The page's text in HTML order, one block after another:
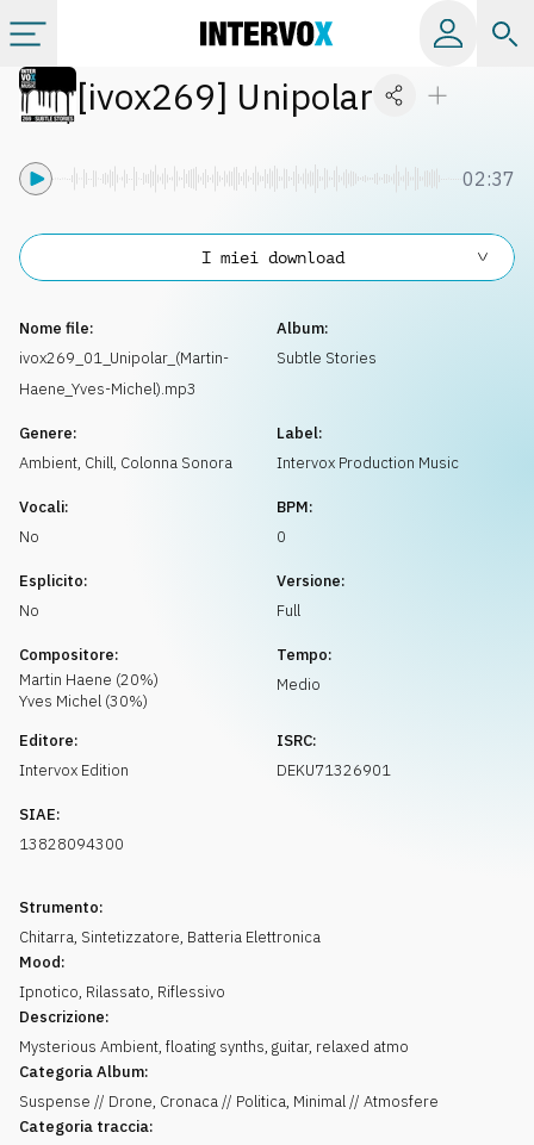
Categorie
Album
Playlist
Licenze
Info
[ivox269] Unipolar
02:37
Nome file:
ivox269_01_Unipolar_(Martin-
Haene_Yves-Michel).mp3
Album:
Subtle Stories
Genere:
Ambient, Chill, Colonna Sonora
Label:
Intervox Production Music
Vocali:
No
BPM:
0
Esplicito:
No
Versione:
Full
Compositore:
Martin Haene (20%)
Yves Michel (30%)
Tempo:
Medio
Editore:
Intervox Edition
ISRC:
DEKU71326901
SIAE:
13828094300
Strumento:
Chitarra, Sintetizzatore, Batteria Elettronica
Mood:
Ipnotico, Rilassato, Riflessivo
Descrizione:
Mysterious Ambient, floating synths, guitar, relaxed atmo
Categoria Album:
Suspense // Drone, Cronaca // Politica, Minimal // Atmosfere
Categoria traccia:
I miei download